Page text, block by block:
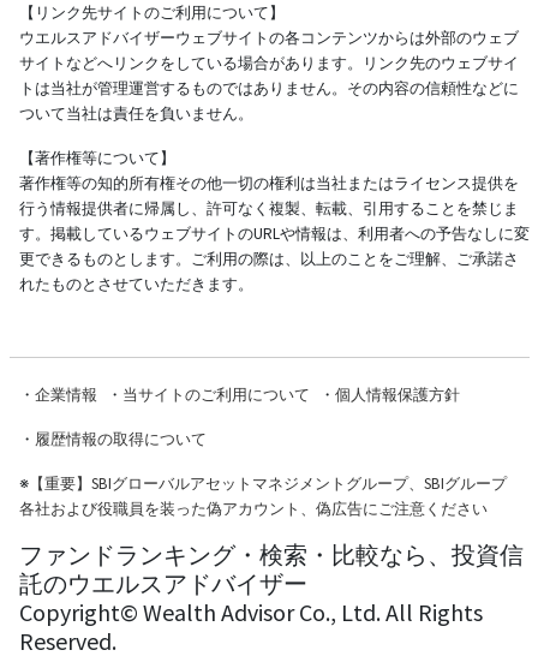
【リンク先サイトのご利用について】
ウエルスアドバイザーウェブサイトの各コンテンツからは外部のウェブ
サイトなどへリンクをしている場合があります。リンク先のウェブサイ
トは当社が管理運営するものではありません。その内容の信頼性などに
ついて当社は責任を負いません。
【著作権等について】
著作権等の知的所有権その他一切の権利は当社またはライセンス提供を
行う情報提供者に帰属し、許可なく複製、転載、引用することを禁じま
す。掲載しているウェブサイトのURLや情報は、利用者への予告なしに変
更できるものとします。ご利用の際は、以上のことをご理解、ご承諾さ
れたものとさせていただきます。
・ 企業情報 ・ 当サイトのご利用について ・ 個人情報保護方針
・ 履歴情報の取得について
※【重要】SBIグローバルアセットマネジメントグループ、SBIグループ
各社および役職員を装った偽アカウント、偽広告にご注意ください
ファンドランキング・検索・比較なら、投資信
託のウエルスアドバイザー
Copyright© Wealth Advisor Co., Ltd. All Rights
Reserved.